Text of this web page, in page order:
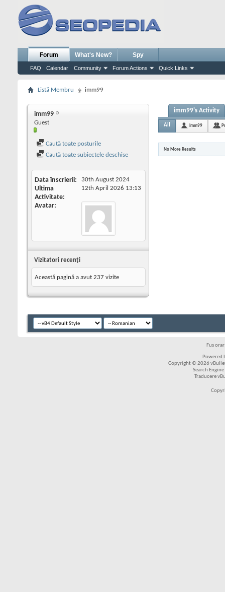
Forum
FAQ Calendar Community Forum Actions Quick Links
What's New? Spy
Listă Membru imm99
imm99
Guest
Caută toate posturile
Caută toate subiectele deschise
Data înscrierii 30th August 2024
Ultima
Activitate
12th April 2026 13:13
Avatar
Vizitatori recenţi
Această pagină a avut 237 vizite
imm99's Activity
All imm99
No More Results
Fus
Powered
Copyright © 2026
Search
Traducere